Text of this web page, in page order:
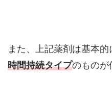
また、上記薬剤は基本的
時間持続タイプのものが